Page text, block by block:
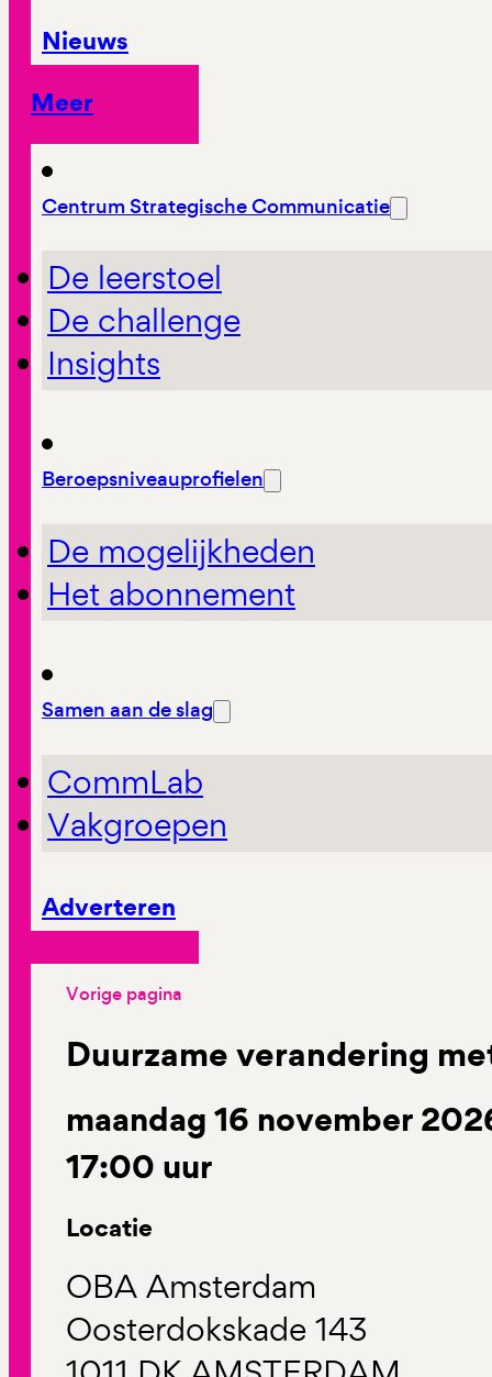
Nieuws
Meer
Centrum Strategische Communicatie
De leerstoel
De challenge
Insights
Beroepsniveauprofielen
De mogelijkheden
Het abonnement
Samen aan de slag
CommLab
Vakgroepen
Adverteren
Vorige pagina
Duurzame verandering
maandag 16 november
17:00 uur
Locatie
OBA Amsterdam
Oosterdokskade 143